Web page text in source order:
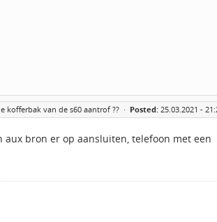
kofferbak van de s60 aantrof ?? · Posted: 25.03.2021 -
aux bron er op aansluiten, telefoon met een